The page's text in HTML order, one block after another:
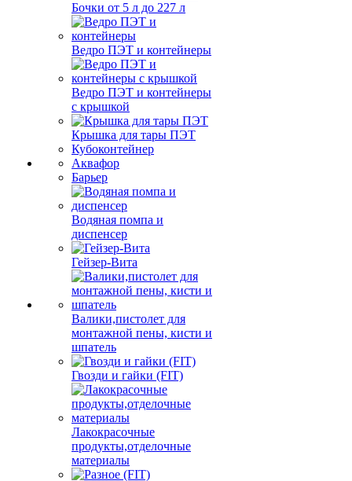
Бочки от 5 л до 227 л
Ведро ПЭТ и контейнеры
Ведро ПЭТ и контейнеры
с крышкой
Крышка для тары ПЭТ
Кубоконтейнер
Аквафор
Барьер
Водяная помпа и
диспенсер
Гейзер-Вита
Валики,пистолет для
монтажной пены, кисти и
шпатель
Гвозди и гайки (FIT)
Лакокрасочные
продукты,отделочные
материалы